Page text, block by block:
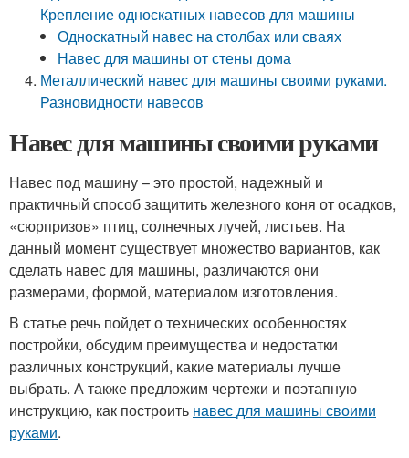
Крепление односкатных навесов для машины
Односкатный навес на столбах или сваях
Навес для машины от стены дома
Металлический навес для машины своими руками.
Разновидности навесов
Навес для машины своими руками
Навес под машину – это простой, надежный и
практичный способ защитить железного коня от осадков,
«сюрпризов» птиц, солнечных лучей, листьев. На
данный момент существует множество вариантов, как
сделать навес для машины, различаются они
размерами, формой, материалом изготовления.
В статье речь пойдет о технических особенностях
постройки, обсудим преимущества и недостатки
различных конструкций, какие материалы лучше
выбрать. А также предложим чертежи и поэтапную
инструкцию, как построить навес для машины своими
руками.